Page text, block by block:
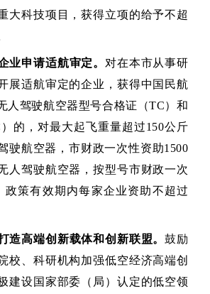
大科技项目，获得立项的给予不超
业申请适航审定。 对在本市从事研
展适航审定的企业，获得中国民航
人驾驶航空器型号合格证（TC）和
的，对最大起飞重量超过150公斤
驶航空器，市财政一次性资助1500
人驾驶航空器，按型号市财政一次
政策有效期内每家企业资助不超过
造高端创新载体和创新联盟。鼓励
校、科研机构加强低空经济高端创
建设国家部委（局）认定的低空领